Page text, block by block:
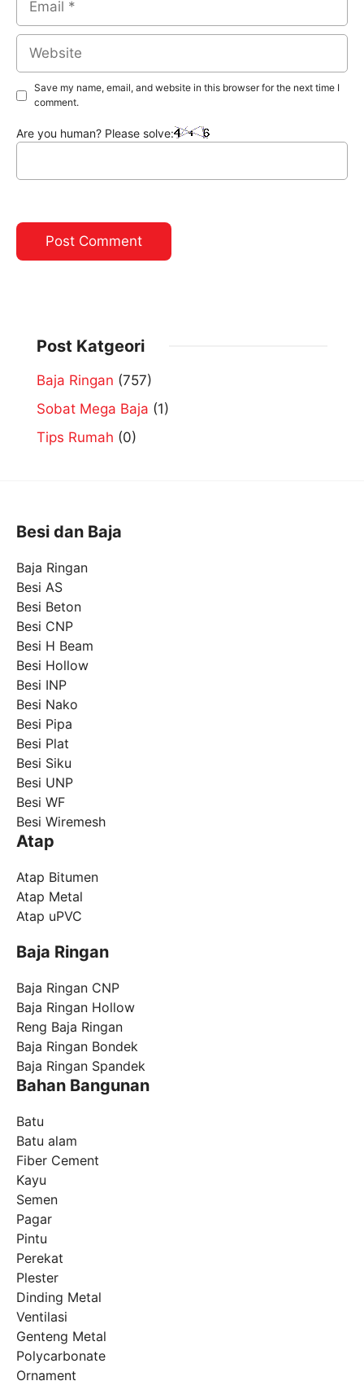
Website
Save my name, email, and website in this browser for the next time I
comment.
Are you human? Please solve:
Post Katgeori
Baja Ringan (757)
Sobat Mega Baja (1)
Tips Rumah (0)
Besi dan Baja
Baja Ringan
Besi AS
Besi Beton
Besi CNP
Besi H Beam
Besi Hollow
Besi INP
Besi Nako
Besi Pipa
Besi Plat
Besi Siku
Besi UNP
Besi WF
Besi Wiremesh
Atap
Atap Bitumen
Atap Metal
Atap uPVC
Baja Ringan
Baja Ringan CNP
Baja Ringan Hollow
Reng Baja Ringan
Baja Ringan Bondek
Baja Ringan Spandek
Bahan Bangunan
Batu
Batu alam
Fiber Cement
Kayu
Semen
Pagar
Pintu
Perekat
Plester
Dinding Metal
Ventilasi
Genteng Metal
Polycarbonate
Ornament